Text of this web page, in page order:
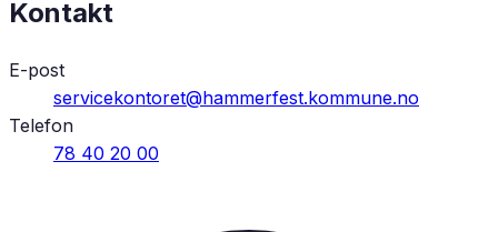
Kontakt
E-post
servicekontoret@hammerfest.kommune.no
Telefon
78 40 20 00